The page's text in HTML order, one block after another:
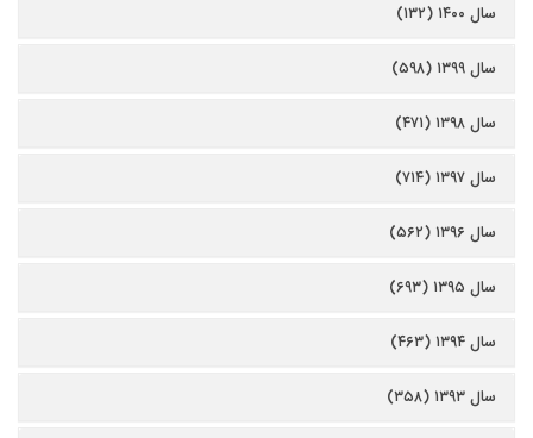
سال ۱۴۰۰ (۱۳۲)
سال ۱۳۹۹ (۵۹۸)
سال ۱۳۹۸ (۴۷۱)
سال ۱۳۹۷ (۷۱۴)
سال ۱۳۹۶ (۵۶۲)
سال ۱۳۹۵ (۶۹۳)
سال ۱۳۹۴ (۴۶۳)
سال ۱۳۹۳ (۳۵۸)